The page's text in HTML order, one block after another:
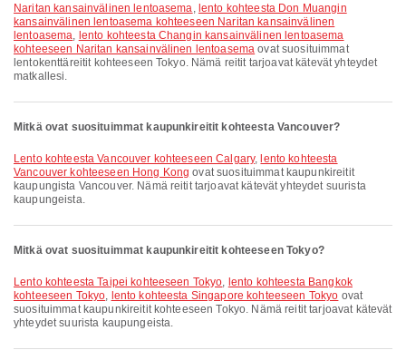
Naritan kansainvälinen lentoasema, lento kohteesta Don Muangin
kansainvälinen lentoasema kohteeseen Naritan kansainvälinen
lentoasema, lento kohteesta Changin kansainvälinen lentoasema
kohteeseen Naritan kansainvälinen lentoasema ovat suosituimmat
lentokenttäreitit kohteeseen Tokyo. Nämä reitit tarjoavat kätevät yhteydet
matkallesi.
Mitkä ovat suosituimmat kaupunkireitit kohteesta Vancouver?
lento kohteesta Vancouver kohteeseen Calgary, lento kohteesta
Vancouver kohteeseen Hong Kong ovat suosituimmat kaupunkireitit
kaupungista Vancouver. Nämä reitit tarjoavat kätevät yhteydet suurista
kaupungeista.
Mitkä ovat suosituimmat kaupunkireitit kohteeseen Tokyo?
lento kohteesta Taipei kohteeseen Tokyo, lento kohteesta Bangkok
kohteeseen Tokyo, lento kohteesta Singapore kohteeseen Tokyo ovat
suosituimmat kaupunkireitit kohteeseen Tokyo. Nämä reitit tarjoavat kätevät
yhteydet suurista kaupungeista.